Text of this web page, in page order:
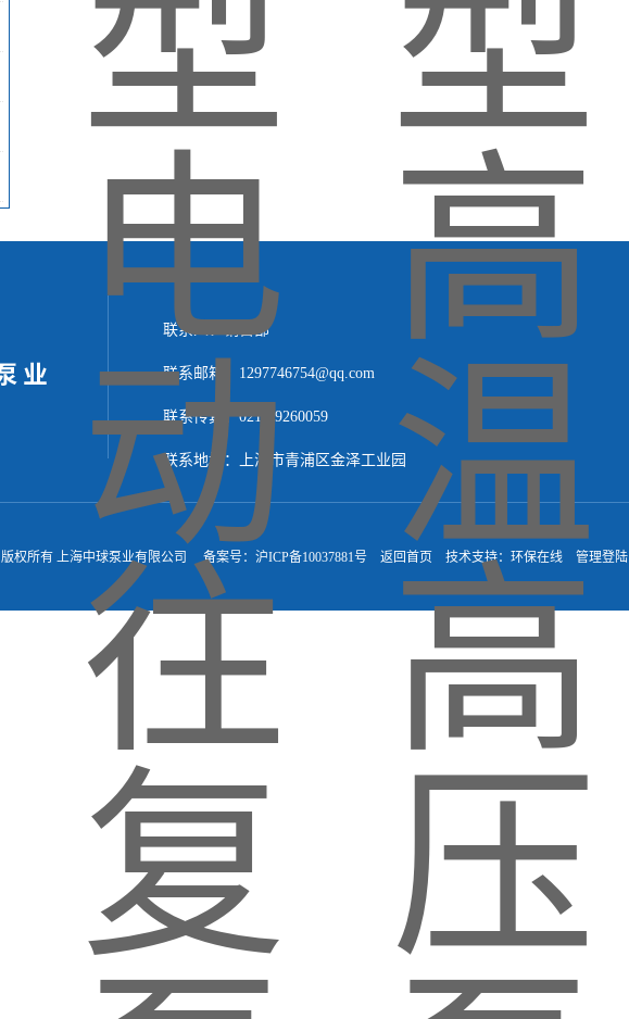
联系人：销售部
联系邮箱：1297746754@qq.com
联系传真：021-59260059
联系地址：上海市青浦区金泽工业园
版权所有 上海中球泵业有限公司备案号： 沪ICP备10037881号 返回首页 技术支持： 环保在线 管理登陆